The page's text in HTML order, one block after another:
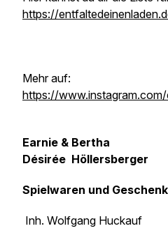
https://
Mehr auf:
https://
Earnie & Bertha
Désirée Höllersberger
Spielwaren und
Inh. Wolfgang Huckauf